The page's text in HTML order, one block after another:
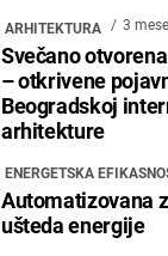
ARHITEKTURA 3
Svečano
– otkrivene
Beogradskoj
arhitekture
ENERGETSKA
Automatizovana
ušteda energije